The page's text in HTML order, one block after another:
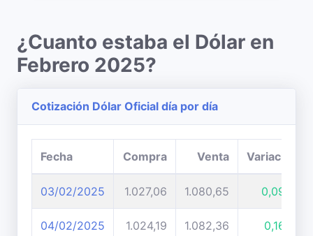
¿Cuanto estaba el Dólar en
Febrero 2025?
Cotización Dólar Oficial día por día
Fecha Compra Venta Variación
03/02/2025 1.027,06 1.080,65 0,09%
04/02/2025 1.024,19 1.082,36 0,16%